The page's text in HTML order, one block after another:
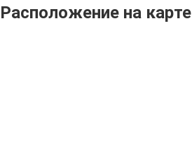
Расположение на карте